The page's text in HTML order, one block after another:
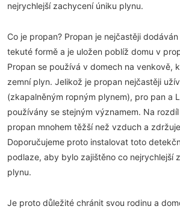
nejrychlejší zachycení úniku plynu.
Co je propan? Propan je nejčastěji
tekuté formě a je uložen poblíž domu v
Propan se používá v domech na venkově,
zemní plyn. Jelikož je propan nejčastěji
(zkapalněným ropným plynem), pro pan a
používány se stejným významem. Na
propan mnohem těžší než vzduch a
Doporučujeme proto instalovat toto
podlaze, aby bylo zajištěno co nejrychlejší
plynu.
Je proto důležité chránit svou rodinu a